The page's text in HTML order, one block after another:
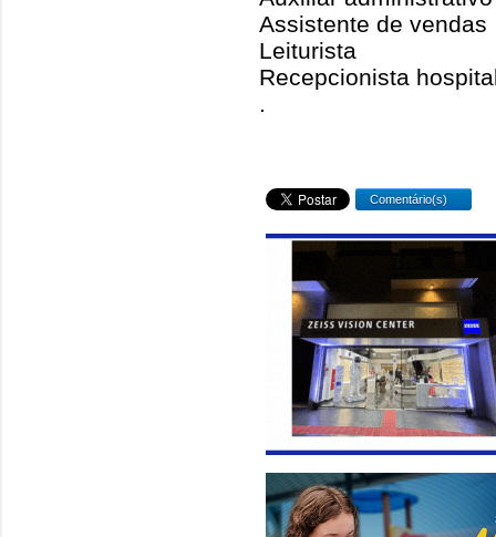
Assistente de vendas
Leiturista
Recepcionista
.
Comentário(s)